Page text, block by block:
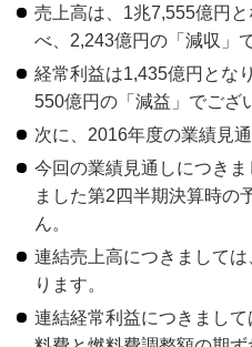
売上高は、1兆7,555億円
べ、2,243億円の「減収」
経常利益は1,435億円とな
550億円の「減益」でござ
次に、2016年度の業績見
今回の業績見通しにつき
ました第2四半期決算時の
ん。
連結売上高につきまして
ります。
連結経常利益につきまし